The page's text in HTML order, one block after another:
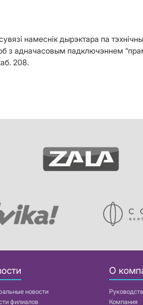
намеснік дырэктара па
адначасовым падключэннем
208.
новости
филиалов
О
Компания